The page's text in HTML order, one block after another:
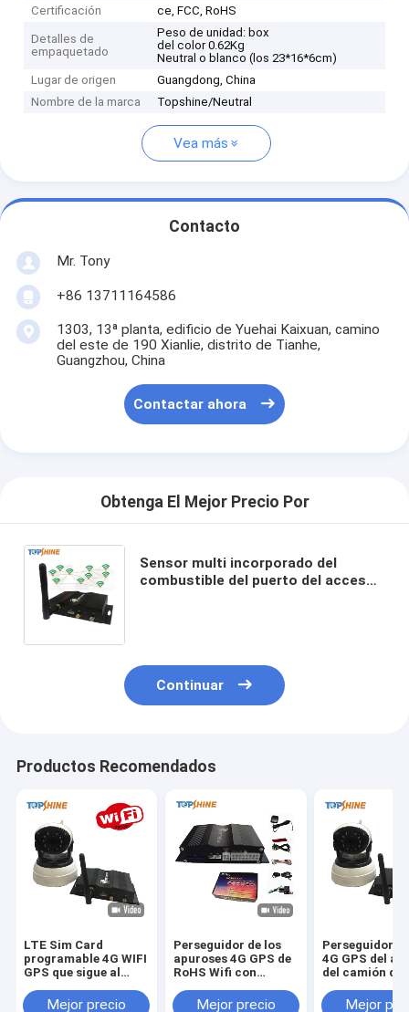
Certificación ce, FCC, RoHS
Detalles de
empaquetado
Peso de unidad: box
del color 0.62Kg
Neutral o blanco (los 23*16*6cm)
Lugar de origen
Guangdong, China
Nombre de la marca
Topshine/Neutral
Vea más
Contacto
Mr. Tony
+86 13711164586
1303, 13ª planta, edificio de Yuehai Kaixuan, camino
del este de 190 Xianlie, distrito de Tianhe,
Guangzhou, China
Contactar ahora
Obtenga El Mejor Precio Por
Sensor multi incorporado del
combustible del puerto del acceso
Continuar
Productos Recomendados
LTE Sim Card
programable 4G WIFI
GPS que sigue al
Gps del puerto del
Mejor precio
Perseguidor de los
apuroses 4G GPS de
RoHS Wifi con
conducción video en
Mejor precio
Perseguidor
4G GPS del
del camión de
VT1000 con la
Mejor